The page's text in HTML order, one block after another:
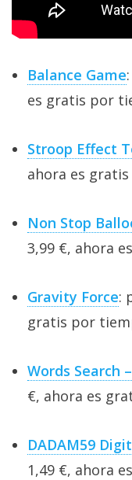
Balance Game
es gratis por
Stroop Effect
ahora es
Non Stop
3,99 €, ahora
Gravity Force:
gratis por
Words Search
€, ahora es
DADAM59
1,49 €, ahora